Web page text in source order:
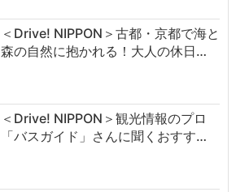
＜Drive! NIPPON＞古都・京都で海と
森の自然に抱かれる！大人の休日…
＜Drive! NIPPON＞観光情報のプロ
「バスガイド」さんに聞くおすす…